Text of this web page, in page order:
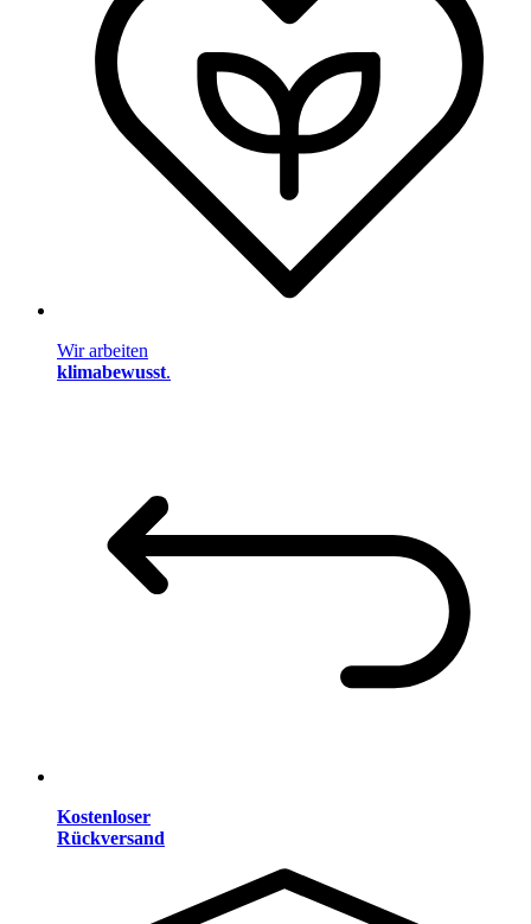
Wir arbeiten
klimabewusst.
Kostenloser
Rückversand